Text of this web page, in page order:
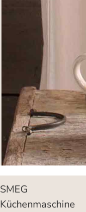
SMEG
Küchenmaschine